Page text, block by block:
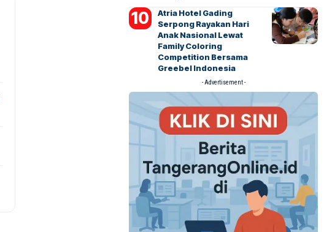
Atria Hotel Gading
Serpong Rayakan Hari
Anak Nasional Lewat
Family Coloring
Competition Bersama
Greebel Indonesia
- Advertisement -